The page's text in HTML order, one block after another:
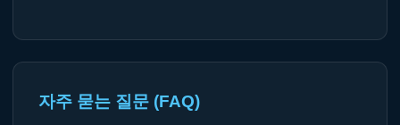
자주 묻는 질문 (FAQ)